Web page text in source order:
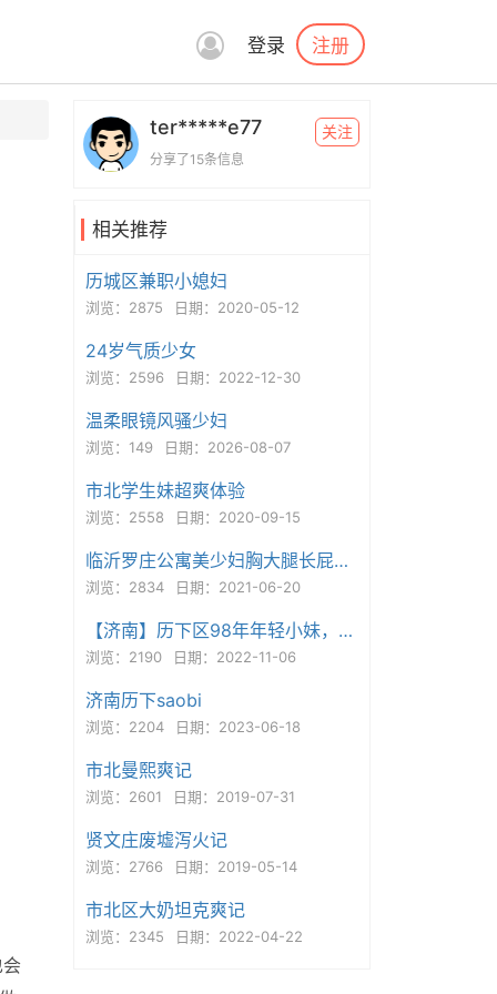
登录 注册
ter*****e77
分享了15条信息
关注
相关推荐
历城区兼职小媳妇
浏览：2875 日期：2020-05-12
24岁气质少女
浏览：2596 日期：2022-12-30
温柔眼镜风骚少妇
浏览：149 日期：2026-08-07
市北学生妹超爽体验
浏览：2558 日期：2020-09-15
临沂罗庄公寓美少妇胸大腿长屁股翘
浏览：2834 日期：2021-06-20
【济南】历下区98年年轻小妹，不催钟，不墨迹，玩的挺开的
浏览：2190 日期：2022-11-06
济南历下saobi
浏览：2204 日期：2023-06-18
市北曼熙爽记
浏览：2601 日期：2019-07-31
贤文庄废墟泻火记
浏览：2766 日期：2019-05-14
市北区大奶坦克爽记
浏览：2345 日期：2022-04-22